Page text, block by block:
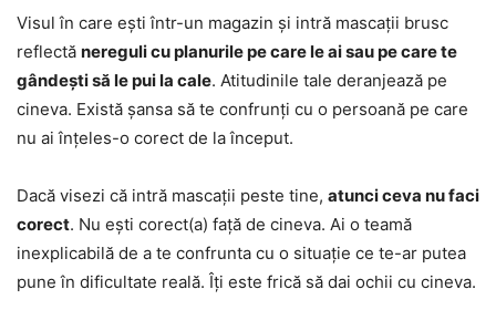
Visul în care ești într-un magazin și intră mascații brusc
reflectă nereguli cu planurile pe care le ai sau pe care te
gândești să le pui la cale. Atitudinile tale deranjează pe
cineva. Există șansa să te confrunți cu o persoană pe care
nu ai înțeles-o corect de la început.
Dacă visezi că intră mascații peste tine, atunci ceva nu faci
corect. Nu ești corect(a) față de cineva. Ai o teamă
inexplicabilă de a te confrunta cu o situație ce te-ar putea
pune în dificultate reală. Îți este frică să dai ochii cu cineva.